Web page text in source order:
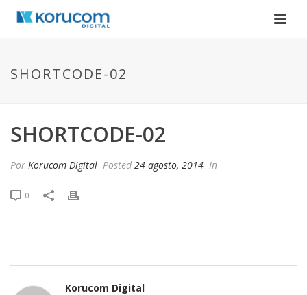
SHORTCODE-02
SHORTCODE-02
Por Korucom Digital Posted 24 agosto, 2014 In
0
Korucom Digital